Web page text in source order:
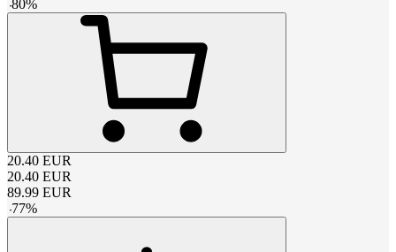
-80%
20.40 EUR
20.40 EUR
89.99 EUR
-77%